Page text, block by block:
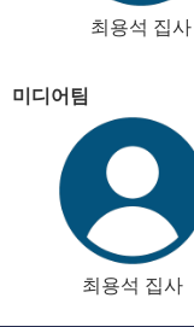
최용석 집사
미디어팀
최용석 집사